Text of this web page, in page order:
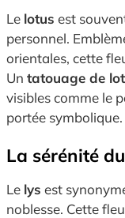
Le lotus est
personnel.
orientales, cette
Un tatouage de
visibles comme le
portée symbolique.
La sérénité
Le lys est
noblesse. Cette